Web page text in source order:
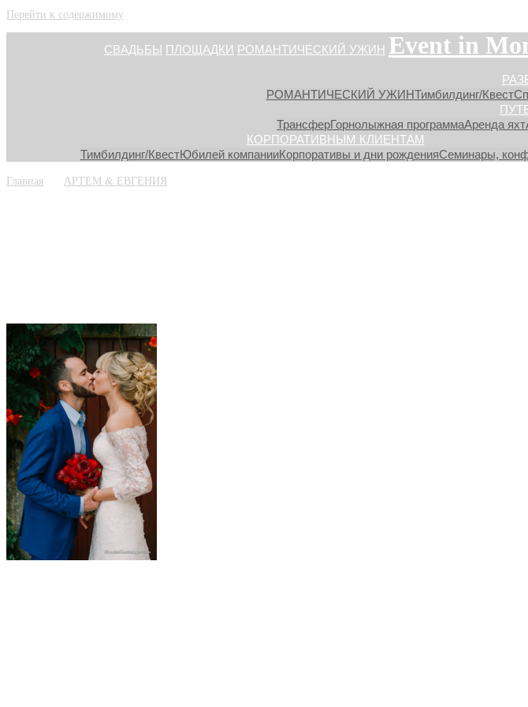
Перейти к содержимому
СВАДЬБЫ ПЛОЩАДКИ РОМАНТИЧЕСКИЙ УЖИН Event in
РОМАНТИЧЕСКИЙ УЖИНТимбилдинг/Квест
ТрансферГорнолыжная программаАренда яхт
КОРПОРАТИВНЫМ КЛИЕНТАМ
Тимбилдинг/КвестЮбилей компанииКорпоративы и дни рожденияСеминары,
Главная АРТЕМ & ЕВГЕНИЯ